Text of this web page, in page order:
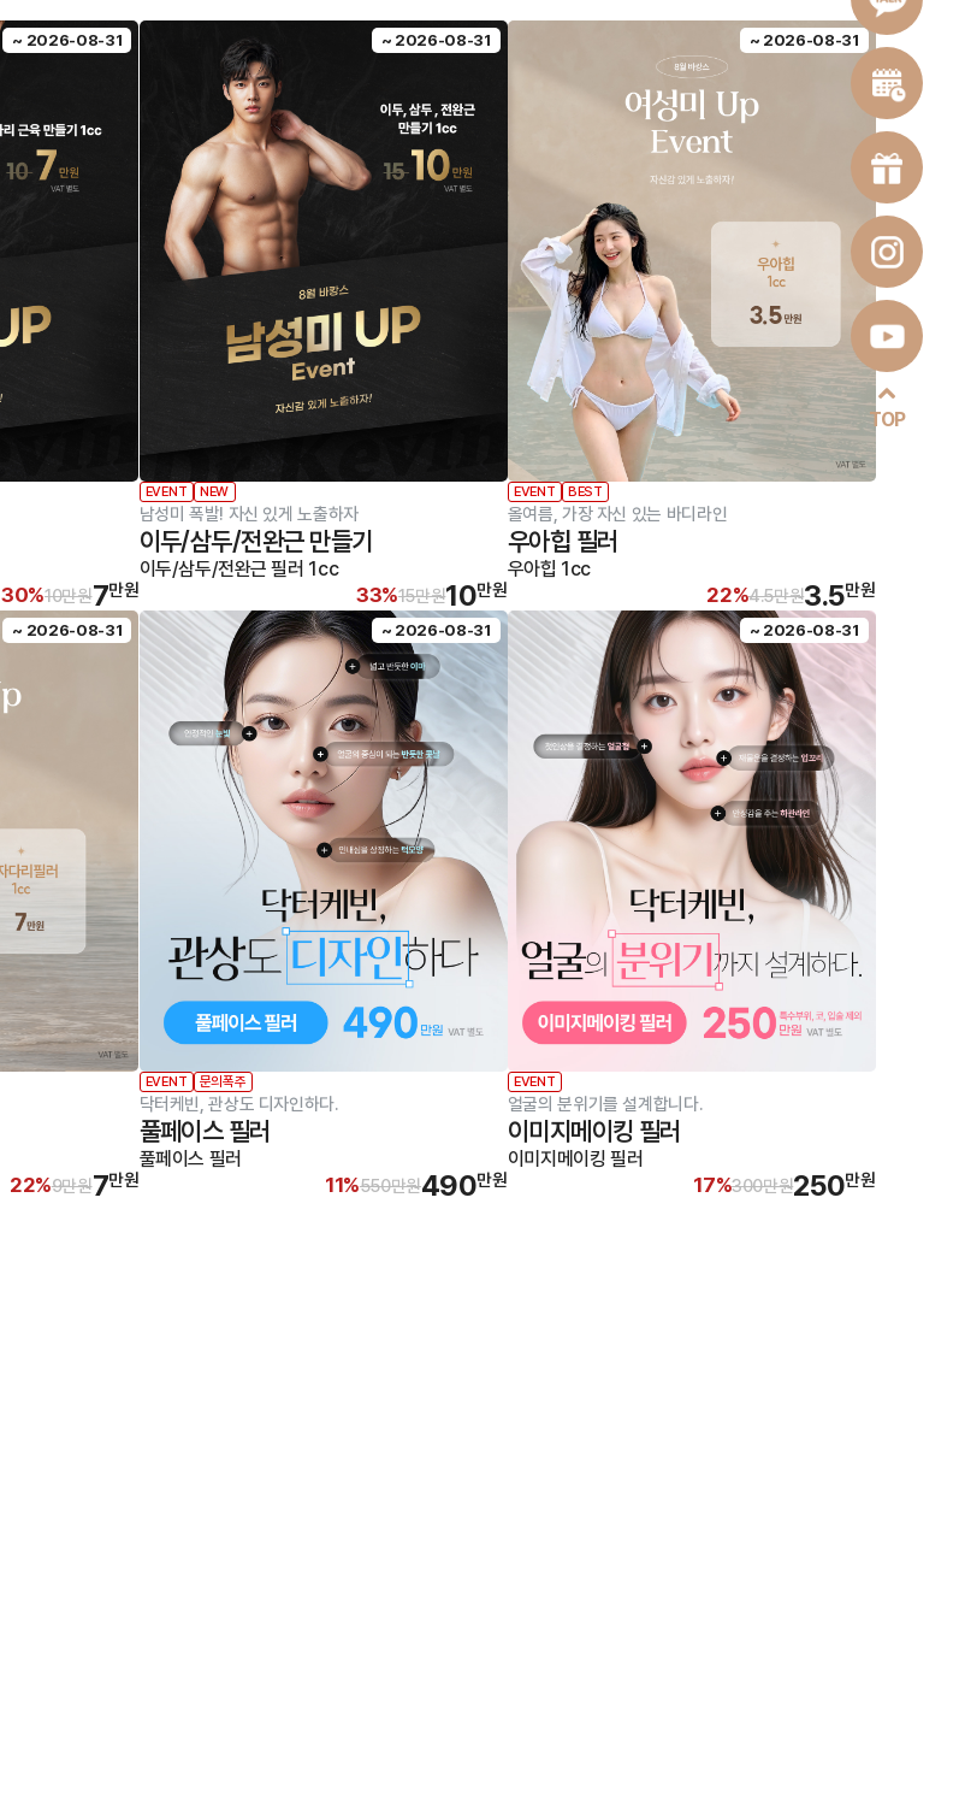
~ 2026-08-31
30%10만원7만원
~ 2026-08-31
EVENT NEW
남성미 폭발! 자신 있게 노출하자
이두/삼두/전완근 만들기
이두/삼두/전완근 필러 1cc
33%15만원10만원
~ 2026-08-31
EVENT BEST
올여름, 가장 자신 있는 바디라인
우아힙 필러
우아힙 1cc
22%4.5만원3.5만원
~ 2026-08-31
22%9만원7만원
~ 2026-08-31
EVENT 문의폭주
닥터케빈, 관상도 디자인하다.
풀페이스 필러
풀페이스 필러
11%550만원490만원
~ 2026-08-31
EVENT
얼굴의 분위기를 설계합니다.
이미지메이킹 필러
이미지메이킹 필러
17%300만원250만원
TOP